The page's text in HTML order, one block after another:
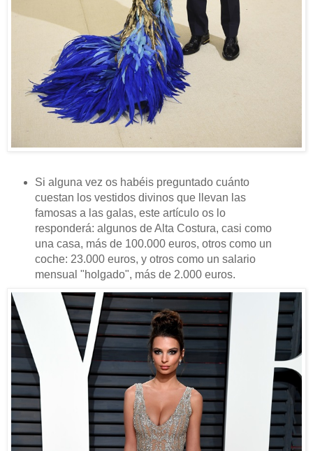
Si alguna vez os habéis preguntado cuánto
cuestan los vestidos divinos que llevan las
famosas a las galas, este artículo os lo
responderá: algunos de Alta Costura, casi como
una casa, más de 100.000 euros, otros como un
coche: 23.000 euros, y otros como un salario
mensual "holgado", más de 2.000 euros.